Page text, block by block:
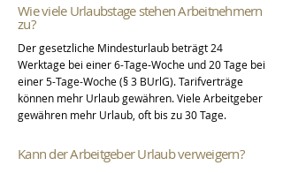
Wie viele Urlaubstage stehen Arbeitnehmern
zu?
Der gesetzliche Mindesturlaub beträgt 24
Werktage bei einer 6-Tage-Woche und 20 Tage bei
einer 5-Tage-Woche (§ 3 BUrlG). Tarifverträge
können mehr Urlaub gewähren. Viele Arbeitgeber
gewähren mehr Urlaub, oft bis zu 30 Tage.
Kann der Arbeitgeber Urlaub verweigern?